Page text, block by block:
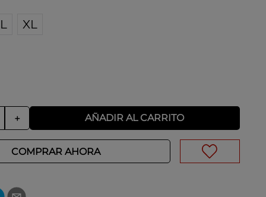
L XL
＋ AÑADIR AL CARRITO
COMPRAR AHORA